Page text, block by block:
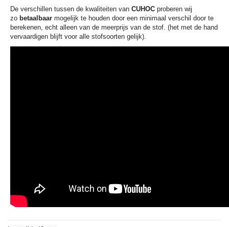
De verschillen tussen de kwaliteiten van CUHOC proberen wij
zo betaalbaar mogelijk te houden door een minimaal verschil door te
berekenen, echt alleen van de meerprijs van de stof. (het met de hand
vervaardigen blijft voor alle stofsoorten gelijk).